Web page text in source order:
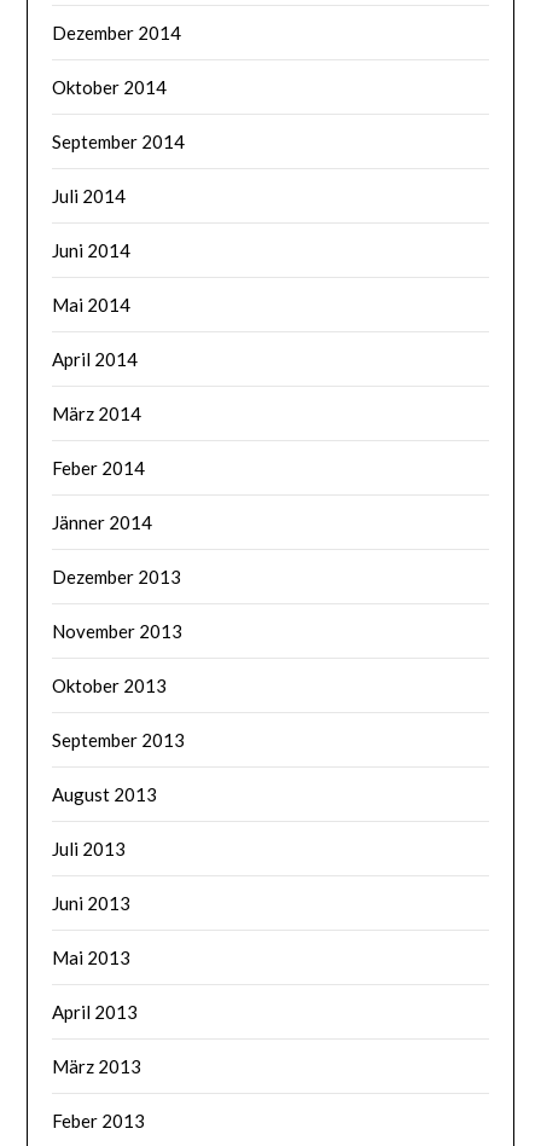
Dezember 2014
Oktober 2014
September 2014
Juli 2014
Juni 2014
Mai 2014
April 2014
März 2014
Feber 2014
Jänner 2014
Dezember 2013
November 2013
Oktober 2013
September 2013
August 2013
Juli 2013
Juni 2013
Mai 2013
April 2013
März 2013
Feber 2013